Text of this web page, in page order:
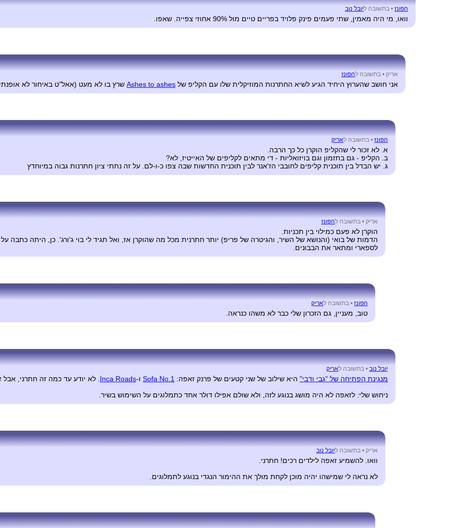
הפונז • בתשובה ליובל נוב
וואו, מי היה מאמין, שתי פעמים פינק פלויד בפריים טיים מול 90% אחוזי צפייה. שאפו.
אריק • בתשובה להפונז
אני חושב שהערוץ היחיד הגיע לשיא החתרנות המוזיקלית שלו עם הקליפ של Ashes to ashes שרץ בו לא מעט (אאל"ט באיחור לא
הפונז • בתשובה לאריק
א. לא זכור לי שהקליפ הוקרן כל כך הרבה.
ב. הקליפ - גם בתזמון וגם בויזואליות - די מתאים לקליפים של האייטיז, לא?
ג. יש הבדל בין תוכנית קליפים לחובבי הז'אנר לבין תוכנית החדשות שבה צפו כ-ו-לם. על זה נתתי ציון חתרנות גבוה במיוחדץ
אריק • בתשובה להפונז
הוקרן לא פעם כמילוי בין תכניות.
הדמות של בואי (והנושא של השיר, והגיטרה של פריפ) יותר חתרנית מכל מה שהוקרן אז, ואל תגיד לי בוי ג'ורג'. כן, היתה
לספארי ומתאר את הבבונים.
הפונז • בתשובה לאריק
טוב, מעניין, גם הזכרון שלי כבר לא משהו כנראה.
יובל נוב • בתשובה לאריק
מנגינת הפתיחה של "גבי ודבי" היא שילוב של שני קטעים של פרנק זאפה: Sofa No.1 ו-Inca Roads . לא יודע עד כמה זה חתרני, אבל
ניחוש שלי: לזאפה לא היה מושג בנוגע לזה, ולא שולם אפילו דולר אחד כתמלוגים על השימוש בשיר.
אריק • בתשובה ליובל נוב
וואו. להשמיע זאפה לילדים רכים! חתרני.
לא נראה לי שמישהו יהיה מוכן לקחת מולך את ההימור הנגדי בנוגע לתמלוגים.